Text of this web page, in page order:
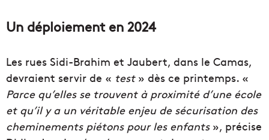
Un déploiement en 2024
Les rues Sidi-Brahim et Jaubert, dans le Camas,
devraient servir de « test» dès ce printemps. «
Parce qu’elles se trouvent à proximité d’une école
et qu’il y a un véritable enjeu de sécurisation des
cheminements piétons pour les enfants», précise